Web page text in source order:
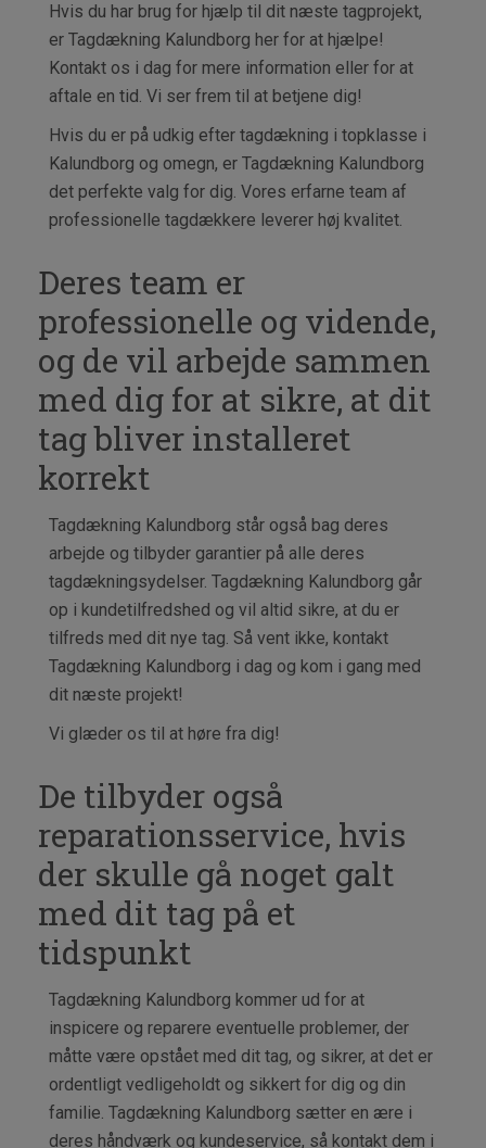
Hvis du har brug for hjælp til dit næste tagprojekt,
er Tagdækning Kalundborg her for at hjælpe!
Kontakt os i dag for mere information eller for at
aftale en tid. Vi ser frem til at betjene dig!
Hvis du er på udkig efter tagdækning i topklasse i
Kalundborg og omegn, er Tagdækning Kalundborg
det perfekte valg for dig. Vores erfarne team af
professionelle tagdækkere leverer høj kvalitet.
Deres team er
professionelle og vidende,
og de vil arbejde sammen
med dig for at sikre, at dit
tag bliver installeret
korrekt
Tagdækning Kalundborg står også bag deres
arbejde og tilbyder garantier på alle deres
tagdækningsydelser. Tagdækning Kalundborg går
op i kundetilfredshed og vil altid sikre, at du er
tilfreds med dit nye tag. Så vent ikke, kontakt
Tagdækning Kalundborg i dag og kom i gang med
dit næste projekt!
Vi glæder os til at høre fra dig!
De tilbyder også
reparationsservice, hvis
der skulle gå noget galt
med dit tag på et
tidspunkt
Tagdækning Kalundborg kommer ud for at
inspicere og reparere eventuelle problemer, der
måtte være opstået med dit tag, og sikrer, at det er
ordentligt vedligeholdt og sikkert for dig og din
familie. Tagdækning Kalundborg sætter en ære i
deres håndværk og kundeservice, så kontakt dem i